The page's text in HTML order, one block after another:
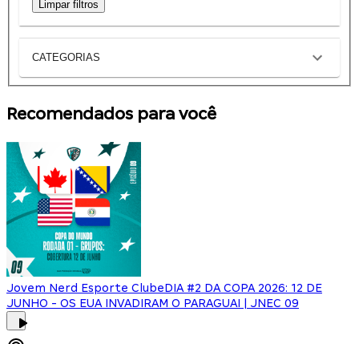
Limpar filtros
CATEGORIAS
Recomendados para você
Jovem Nerd Esporte ClubeDIA #2 DA COPA 2026: 12 DE
JUNHO - OS EUA INVADIRAM O PARAGUAI | JNEC 09